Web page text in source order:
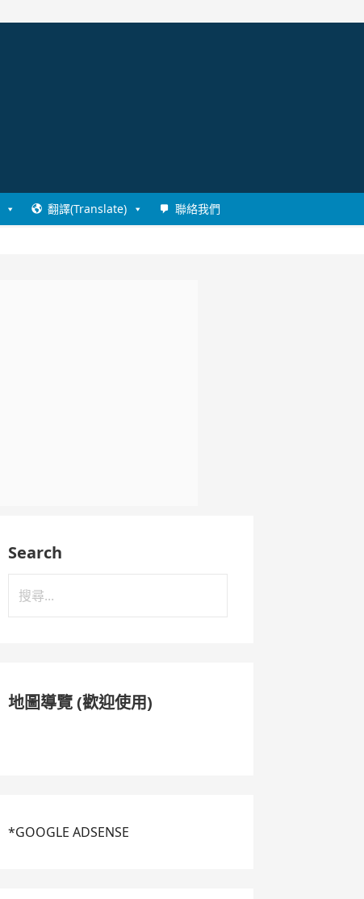
翻譯(Translate) 聯絡我們
Search
尋
地圖導覽 (歡迎使用)
*GOOGLE ADSENSE